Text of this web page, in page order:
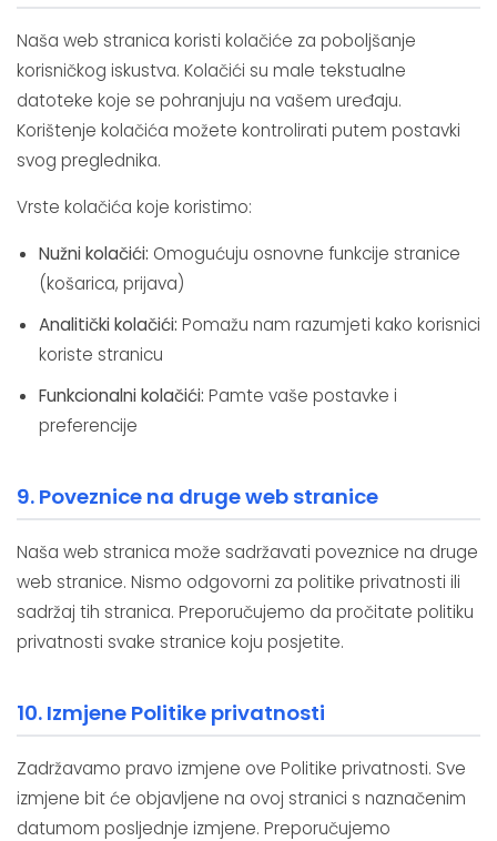
Naša web stranica koristi kolačiće za poboljšanje
korisničkog iskustva. Kolačići su male tekstualne
datoteke koje se pohranjuju na vašem uređaju.
Korištenje kolačića možete kontrolirati putem postavki
svog preglednika.
Vrste kolačića koje koristimo:
Nužni kolačići: Omogućuju osnovne funkcije stranice
(košarica, prijava)
Analitički kolačići: Pomažu nam razumjeti kako korisnici
koriste stranicu
Funkcionalni kolačići: Pamte vaše postavke i
preferencije
9. Poveznice na druge web stranice
Naša web stranica može sadržavati poveznice na druge
web stranice. Nismo odgovorni za politike privatnosti ili
sadržaj tih stranica. Preporučujemo da pročitate politiku
privatnosti svake stranice koju posjetite.
10. Izmjene Politike privatnosti
Zadržavamo pravo izmjene ove Politike privatnosti. Sve
izmjene bit će objavljene na ovoj stranici s naznačenim
datumom posljednje izmjene. Preporučujemo